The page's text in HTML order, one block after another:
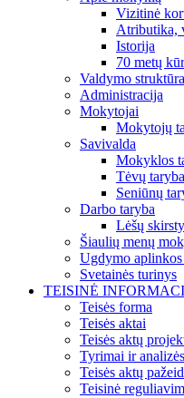
Vizitinė
Atributika,
Istorija
70 metų
Valdymo struktūra
Administracija
Mokytojai
Mokytojų
Savivalda
Mokyklos
Tėvų taryba
Seniūnų
Darbo taryba
Lėšų
Šiaulių menų
Ugdymo
Svetainės turinys
TEISINĖ
Teisės forma
Teisės aktai
Teisės aktų
Tyrimai ir analizės
Teisės aktų
Teisinė